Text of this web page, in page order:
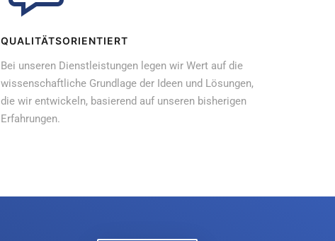
QUALITÄTSORIENTIERT
Bei unseren Dienstleistungen legen wir Wert auf die
wissenschaftliche Grundlage der Ideen und Lösungen,
die wir entwickeln, basierend auf unseren bisherigen
Erfahrungen.